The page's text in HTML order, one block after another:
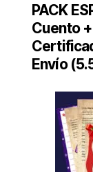
PACK
Cuento
Envío